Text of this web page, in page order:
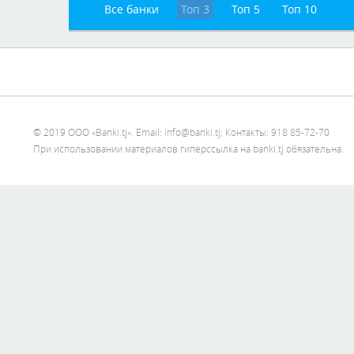
Все банки Топ 3 Топ 5 Топ 10
© 2019 ООО «Banki.tj». Email: info@banki.tj; Контакты: 918 85-72-70
При использовании материалов гиперссылка на banki.tj обязательна.